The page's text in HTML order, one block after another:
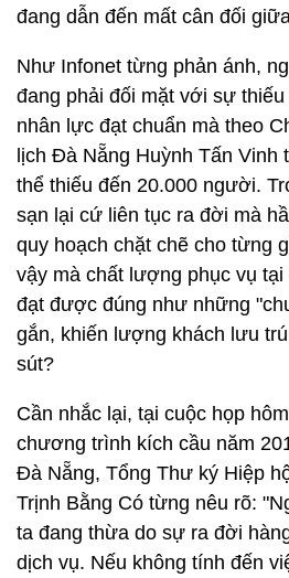
đang dẫn đến mất cân đối
Như Infonet từng phản ánh,
đang phải đối mặt với sự
nhân lực đạt chuẩn mà theo
lịch Đà Nẵng Huỳnh Tấn Vinh
thể thiếu đến 20.000 người.
sạn lại cứ liên tục ra đời mà
quy hoạch chặt chẽ cho từng
vậy mà chất lượng phục vụ
đạt được đúng như những
gắn, khiến lượng khách lưu
sút?
Cần nhắc lại, tại cuộc họp
chương trình kích cầu năm
Đà Nẵng, Tổng Thư ký Hiệp
Trịnh Bằng Có từng nêu rõ:
ta đang thừa do sự ra đời
dịch vụ. Nếu không tính đến